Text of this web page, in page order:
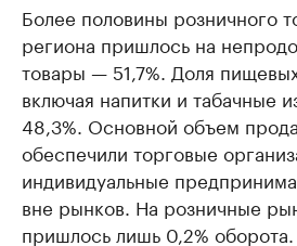
Более половины розничного
региона пришлось на
товары — 51,7%. Доля
включая напитки и табачные
48,3%. Основной объем
обеспечили торговые
индивидуальные
вне рынков. На розничные
пришлось лишь 0,2% оборота.